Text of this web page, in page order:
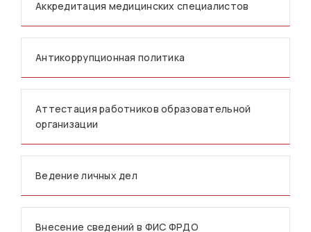
Аккредитация медицинских специалистов
Антикоррупционная политика
Аттестация работников образовательной
организации
Ведение личных дел
Внесение сведений в ФИС ФРДО